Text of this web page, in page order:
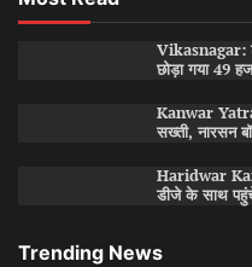
Vikasnagar:
छोड़ा गया 49
Kanwar Yatra
सख्ती, नारसन
Haridwar
डीजे के साथ
Trending News